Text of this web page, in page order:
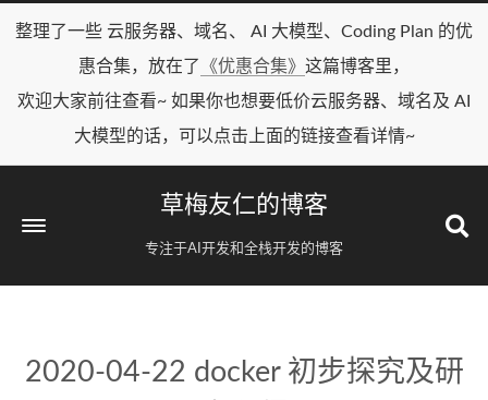
整理了一些 云服务器、域名、 AI 大模型、Coding Plan 的优
惠合集，放在了
《优惠合集》 这篇博客里，
欢迎大家前往查看~ 如果你也想要低价云服务器、域名及 AI
大模型的话，可以点击上面的链接查看详情~
草梅友仁的博客
专注于AI开发和全栈开发的博客
2020-04-22 docker 初步探究及研